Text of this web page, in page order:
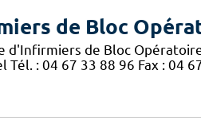
de Bloc
d'Infirmiers de Bloc
Tél. : 04 67 33 88 96 Fax : 04